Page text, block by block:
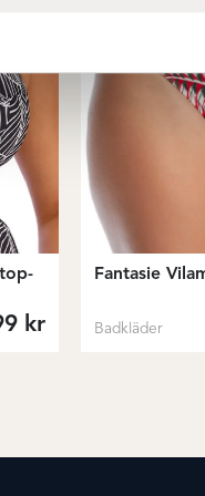
kr
Fantasie
Badkläder